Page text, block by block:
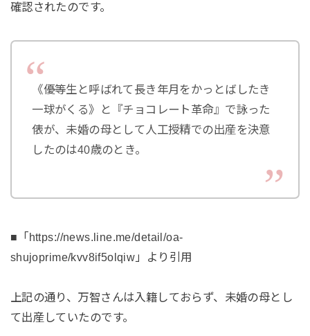
確認されたのです。
《優等生と呼ばれて長き年月をかっとばしたき
一球がくる》と『チョコレート革命』で詠った
俵が、未婚の母として人工授精での出産を決意
したのは40歳のとき。
■「https://news.line.me/detail/oa-
shujoprime/kvv8if5olqiw」より引用
上記の通り、万智さんは入籍しておらず、未婚の母とし
て出産していたのです。